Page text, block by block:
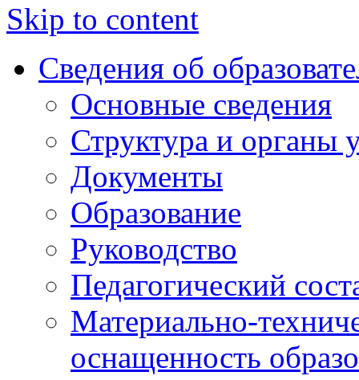
Skip to content
Сведения об
Основные сведения
Структура и органы
Документы
Образование
Руководство
Педагогический
Материально-
оснащенность